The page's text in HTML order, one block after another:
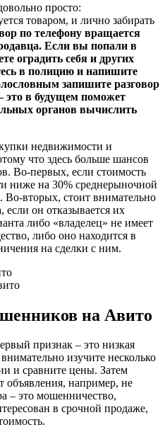
просто:
товаром, и лично забирать
по телефону вращается
Если вы попали в
оградить себя и других
в полицию и напишите
запишите разговор
это в будущем поможет
органов вычислить
недвижимости и
что здесь больше шансов
Во-первых, если стоимость
ниже на 30% среднерыночной
Во-вторых, стоит внимательно
если он отказывается их
либо «владелец» не имеет
либо оно находится в
на сделки с ним.
на Авито
признак – это низкая
изучите несколько
и сравните цены. Затем
объявления, например, не
– это мошенничество,
в срочной продаже,